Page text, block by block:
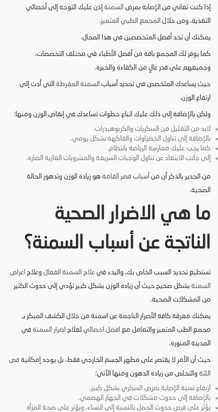
إذا كنت تعاني من الإصابة بمرض السمنة إذن عليك التوجه إلى أخصائي
التغذية، ومن خلال المجمع الطبي المتميز.
يمكنك أن تجد أفضل المتخصصين في هذا المجال.
كما يوفر لك المجمع باقة من أفضل الأطباء في مختلف التخصصات،
وجميعهم على قدر عالٍ من الكفاءة والخبرة.
حيث يساعدك المتخصص في تحديد أسباب السمنة المفرطة التي أدت إلى
ارتفاع الوزن.
ولكن بالإضافة إلى ذلك عليك اتباع خطوات تساعدك في إنقاص الوزن ومنها:
لابد من التقليل من السكريات والكربوهيدرات.
بالإضافة إلى تناول الخضراوات والفاكهة بشكل يومي.
كما يجب عليك ممارسة الرياضة بانتظام.
إلى جانب الابتعاد عن تناول الوجبات السريعة والمشروبات الغازية الضارة.
من الجدير بالذكر أن من أسباب قصر القامة هو زيادة الوزن وتدهور الحالة
الصحية.
ما هي الاضرار الصحية
الناتجة عن أسباب السمنة؟
تستطيع تحديد السبب الخاص بك، والبدء في علاج السمنة الفعال وعلاج اعراض
السمنة بشكل صحيح حيث أن زيادة الوزن بشكل كبير تؤدي إلى حدوث الكثير
من المشكلات الصحية.
يمكنك معرفة كافة الأضرار الناجمة عن اسمنة من خلال الكشف المبكر بـ
مجمع الطب المتميز والتعامل مع افضل اخصائي لعلاج اضرار السمنة في
المدينة المنورة.
حيث أن الأمر لا يقتصر على مظهر الجسم الخارجي فقط، بل يوجد إمكانية قص
اللثة والتخلص من زيادة الدهون ومنها الآتي:
ارتفاع نسبة الإصابة بمرض السكري بشكل كبير.
بالإضافة إلى حدوث مشكلات في الجهاز الهضمي.
يؤثر على فرص حدوث الحمل بالنسبة إلى النساء، ويؤثر على صحة المرأة